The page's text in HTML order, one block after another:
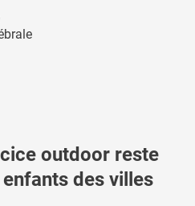
outdoor reste
des villes